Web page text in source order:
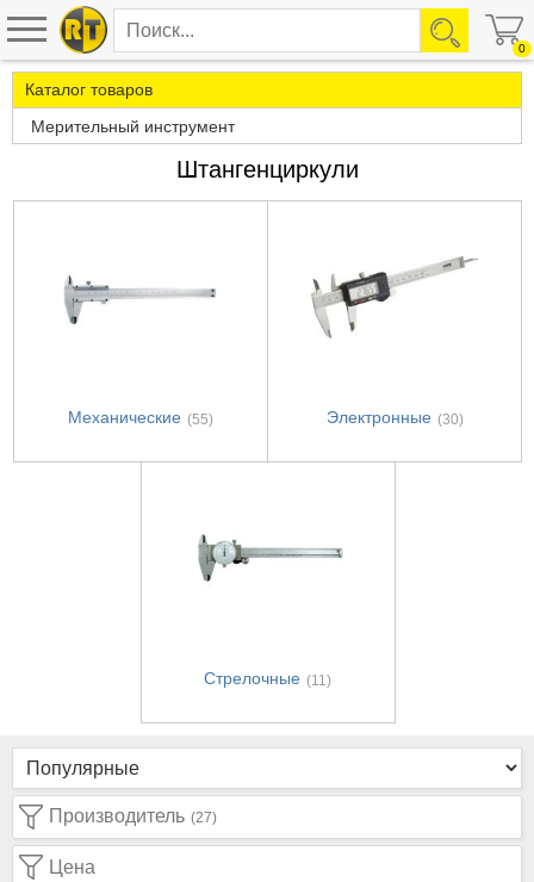
0
Каталог товаров
Мерительный инструмент
Штангенциркули
Механические (55) Электронные (30)
Стрелочные (11)
Производитель (27)
Цена